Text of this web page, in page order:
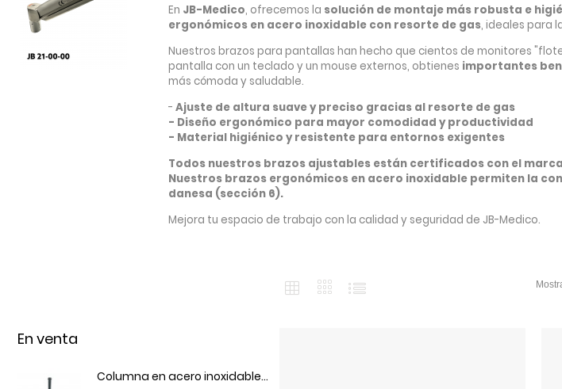
En JB-Medico, ofrecemos la solución de montaje más robusta e
ergonómicos en acero inoxidable con resorte de gas, ideales para
Nuestros brazos para pantallas han hecho que cientos de monitores
pantalla con un teclado y un mouse externos, obtienes importantes
más cómoda y saludable.
- Ajuste de altura suave y preciso gracias al resorte de gas
- Diseño ergonómico para mayor comodidad y productividad
- Material higiénico y resistente para entornos exigentes
Todos nuestros brazos ajustables están certificados con el
Nuestros brazos ergonómicos en acero inoxidable permiten la
danesa (sección 6).
Mejora tu espacio de trabajo con la calidad y seguridad de JB-Medico.
En venta
Columna en acero inoxidable...